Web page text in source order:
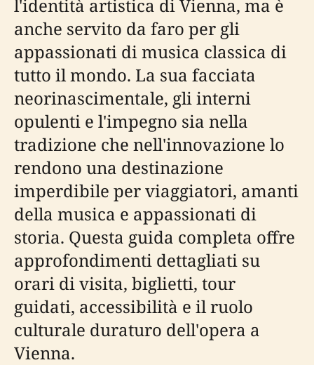
l'identità artistica di Vienna, ma è
anche servito da faro per gli
appassionati di musica classica di
tutto il mondo. La sua facciata
neorinascimentale, gli interni
opulenti e l'impegno sia nella
tradizione che nell'innovazione lo
rendono una destinazione
imperdibile per viaggiatori, amanti
della musica e appassionati di
storia. Questa guida completa offre
approfondimenti dettagliati su
orari di visita, biglietti, tour
guidati, accessibilità e il ruolo
culturale duraturo dell'opera a
Vienna.